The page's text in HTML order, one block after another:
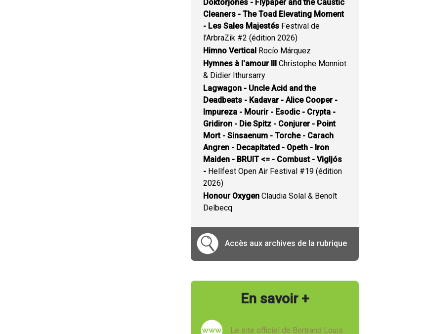
Doktorjones - Flypaper and the Caustic
Cleaners - The Toad Elevating Moment
- Les Sales Majestés Festival de
l'ArbraZik #2 (édition 2026)
Himno Vertical Rocío Márquez
Hymnes à l'amour III Christophe Monniot
& Didier Ithursarry
Lagwagon - Uncle Acid and the
Deadbeats - Kadavar - Alice Cooper -
Impureza - Mourir - Esodic - Crypta -
Gridiron - Die Spitz - Conjurer - Point
Mort - Sinsaenum - Torche - Carach
Angren - Decapitated - Opeth - Iron
Maiden - BRUIT <= - Combust - Vigljós
- Hellfest Open Air Festival #19 (édition
2026)
Honour Oxygen Claudia Solal & Benoît
Delbecq
Accès aux archives de la rubrique
En savoir +
Le site officiel de Bertrand Louis